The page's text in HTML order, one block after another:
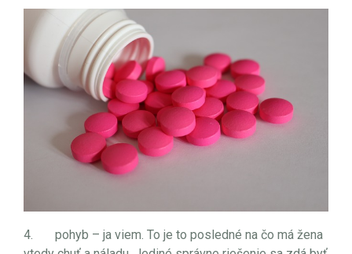
4. pohyb – ja viem. To je to posledné na čo má žena